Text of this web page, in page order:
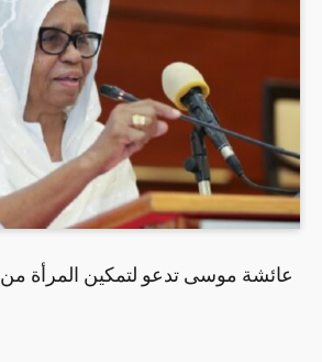
عائشة موسى تدعو لتمكين المرأة